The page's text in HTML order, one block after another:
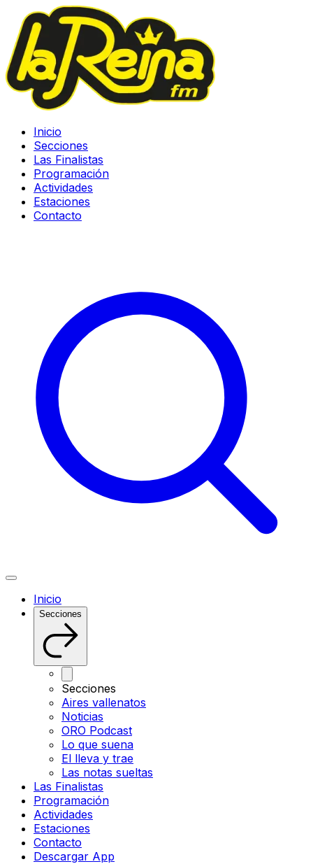
Inicio
Secciones
Las Finalistas
Programación
Actividades
Estaciones
Contacto
Inicio
Secciones
Secciones
Aires vallenatos
Noticias
ORO Podcast
Lo que suena
El lleva y trae
Las notas sueltas
Las Finalistas
Programación
Actividades
Estaciones
Contacto
Descargar App